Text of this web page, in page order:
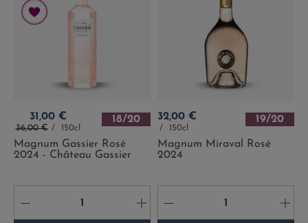
Prix
31,00 €
Prix de base
36,00 € 150cl
18/20
Magnum Gassier Rosé
2024 - Château Gassier
- +
Prix
32,00 €
150cl
19/20
Magnum Miraval Rosé
2024
- +